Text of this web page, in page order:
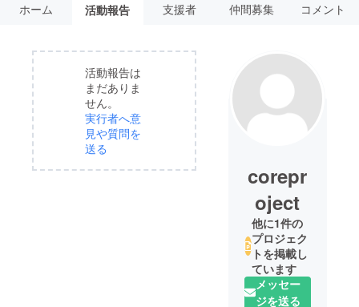
ホーム 活動報告 支援者 仲間募集 コメント
活動報告は
まだありま
せん。
実行者へ意
見や質問を
送る
corepr
oject
他に1件の
プロジェク
トを掲載し
ています
メッセー
ジを送る